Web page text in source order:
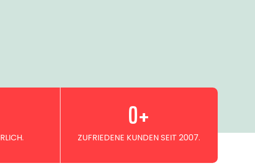
ZUFRIEDENE KUNDEN SEIT 2007.
0+